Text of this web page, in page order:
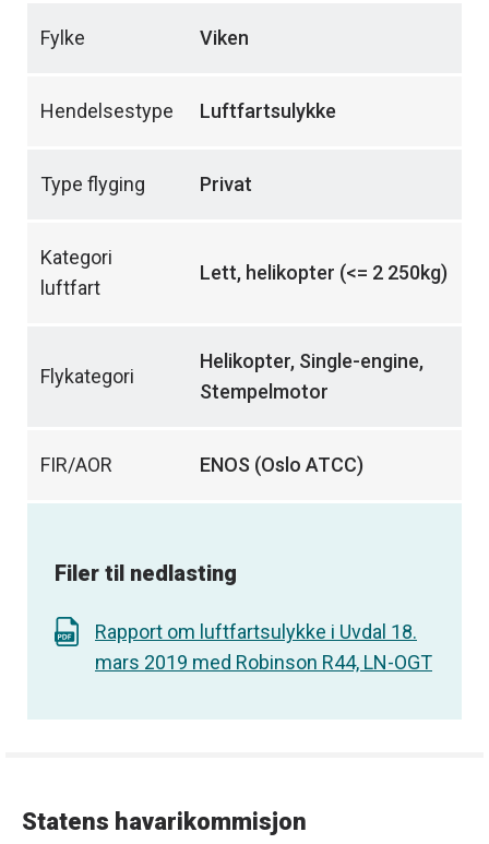
Fylke Viken
Hendelsestype Luftfartsulykke
Type flyging Privat
Kategori
luftfart
Lett, helikopter (<= 2 250kg)
Flykategori
Helikopter, Single-engine,
Stempelmotor
FIR/AOR ENOS (Oslo ATCC)
Filer til nedlasting
Rapport om luftfartsulykke i Uvdal 18.
mars 2019 med Robinson R44, LN-OGT
Statens havarikommisjon